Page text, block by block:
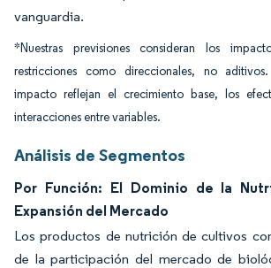
vanguardia.
*Nuestras previsiones consideran los
restricciones como direccionales, no
impacto reflejan el crecimiento base, los
interacciones entre variables.
Análisis de Segmentos
Por Función: El Dominio de la
Expansión del Mercado
Los productos de nutrición de cultivos
de la participación del mercado de